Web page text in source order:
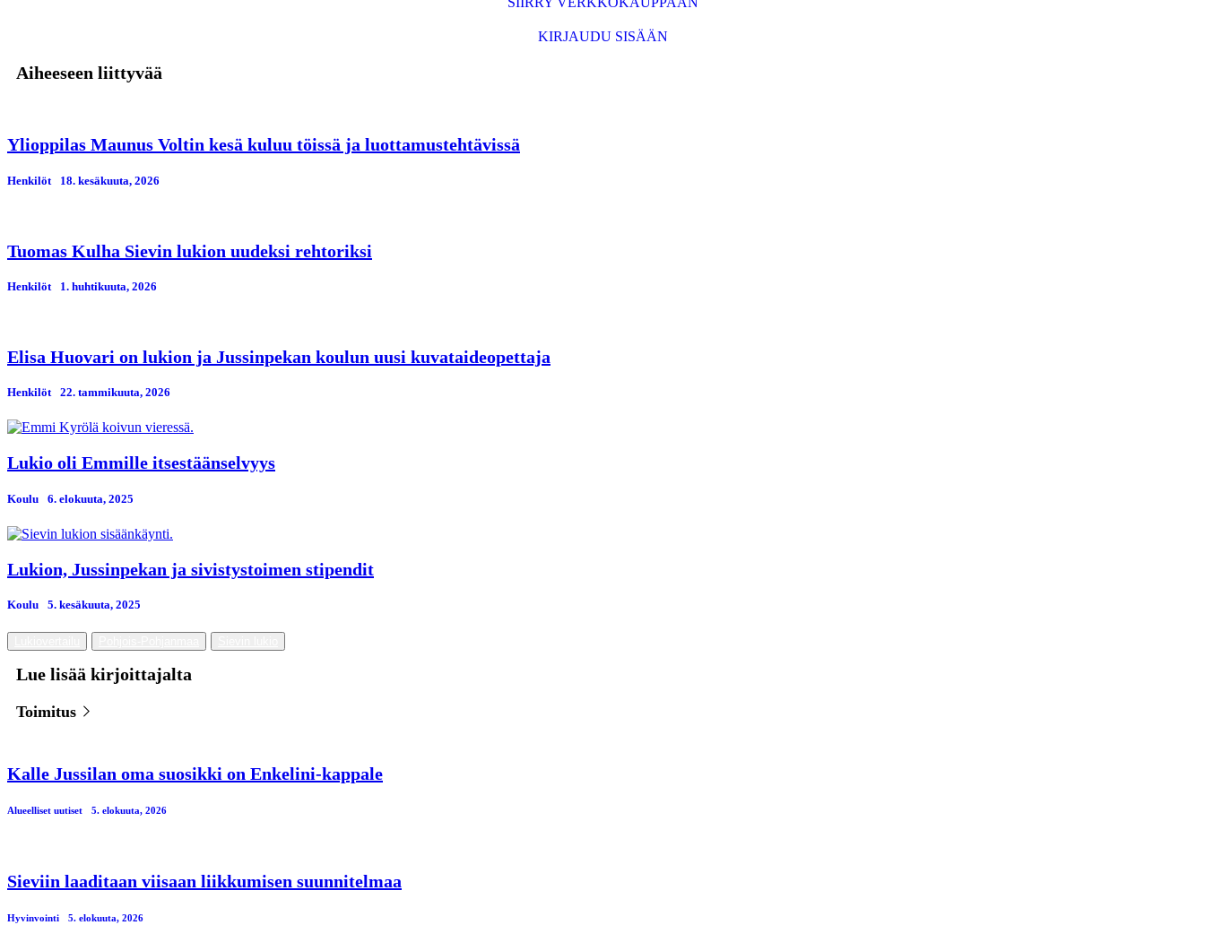
KIRJAUDU SISÄÄN
Aiheeseen liittyvää
Ylioppilas Maunus Voltin kesä kuluu töissä ja luottamustehtävissä
Henkilöt 18. kesäkuuta, 2026
Tuomas Kulha Sievin lukion uudeksi rehtoriksi
Henkilöt 1. huhtikuuta, 2026
Elisa Huovari on lukion ja Jussinpekan koulun uusi kuvataideopettaja
Henkilöt 22. tammikuuta, 2026
Lukio oli Emmille itsestäänselvyys
Koulu 6. elokuuta, 2025
Lukion, Jussinpekan ja sivistystoimen stipendit
Koulu 5. kesäkuuta, 2025
Lue lisää kirjoittajalta
Toimitus
Kalle Jussilan oma suosikki on Enkelini-kappale
Alueelliset uutiset 5. elokuuta, 2026
Sieviin laaditaan viisaan liikkumisen suunnitelmaa
Hyvinvointi 5. elokuuta, 2026